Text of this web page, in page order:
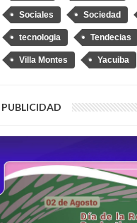
Lupo representará a
Sociales Sociedad
tecnologia Tendecias
Villa Montes Yacuiba
PUBLICIDAD